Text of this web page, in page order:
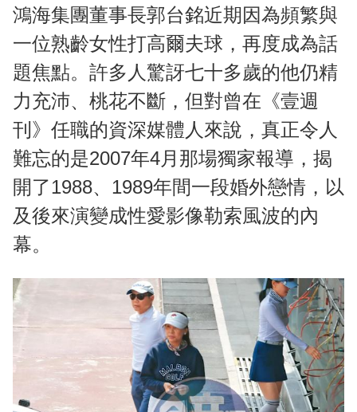
M
u
t
e
鴻海集團董事長郭台銘近期因為頻繁與
一位熟齡女性打高爾夫球，再度成為話
題焦點。許多人驚訝七十多歲的他仍精
力充沛、桃花不斷，但對曾在《壹週
刊》任職的資深媒體人來說，真正令人
難忘的是2007年4月那場獨家報導，揭
開了1988、1989年間一段婚外戀情，以
及後來演變成性愛影像勒索風波的內
幕。